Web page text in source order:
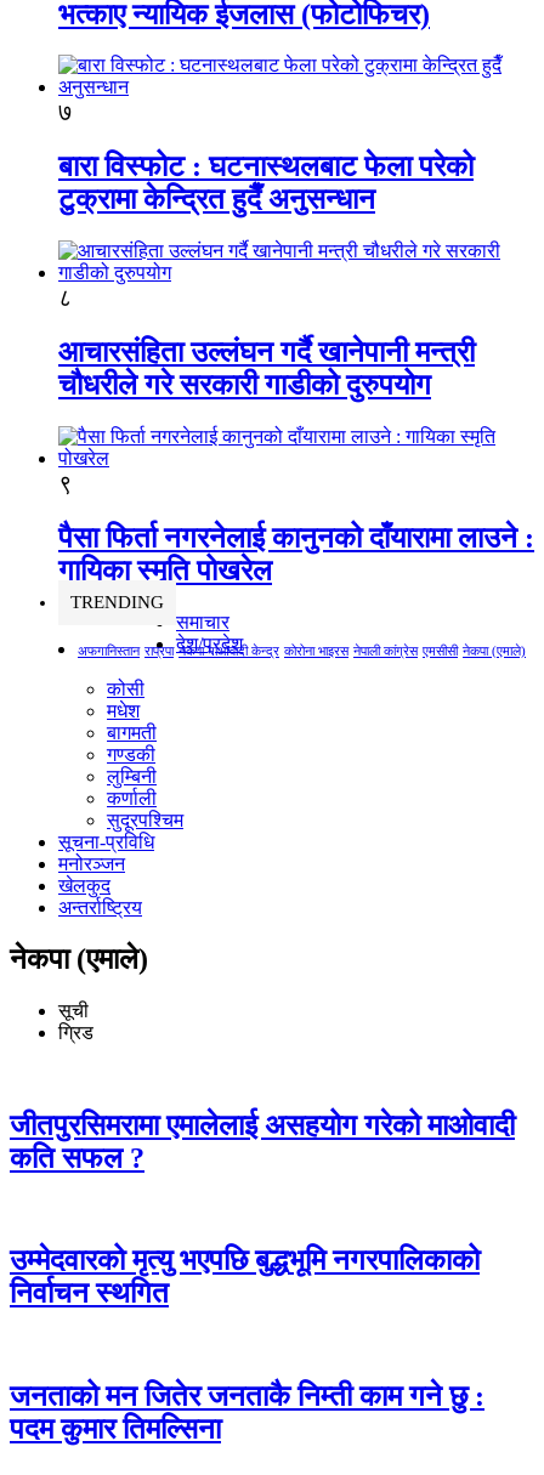
भत्काए न्यायिक ईजलास (फोटोफिचर)
७
बारा विस्फोट : घटनास्थलबाट फेला परेको
टुक्रामा केन्द्रित हुदैँ अनुसन्धान
८
आचारसंहिता उल्लंघन गर्दै खानेपानी मन्त्री
चौधरीले गरे सरकारी गाडीको दुरुपयोग
९
पैसा फिर्ता नगरनेलाई कानुनको दाँयारामा लाउने :
गायिका स्‍मृति पोखरेल
TRENDING
अफगानिस्तान राप्रपा नेकपा माओवादी केन्द्र कोरोना भाइरस नेपाली कांग्रेस एमसीसी नेकपा (एमाले)
समाचार
देश/प्रदेश
कोसी
मधेश
बागमती
गण्डकी
लुम्बिनी
कर्णाली
सुदूरपश्चिम
सूचना-प्रविधि
मनोरञ्जन
खेलकुद
अन्तर्राष्ट्रिय
नेकपा (एमाले)
सूची
ग्रिड
जीतपुरसिमरामा एमालेलाई असहयोग गरेको माओवादी
कति सफल ?
उम्मेदवारको मृत्यु भएपछि बुद्धभूमि नगरपालिकाको
निर्वाचन स्थगित
जनताको मन जितेर जनताकै निम्ती काम गने छु :
पदम कुमार तिमल्सिना